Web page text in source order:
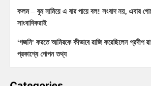
কলম – বুম নামিয়ে এ বার পায়ে বল! সংবাদ নয়, এবার
সাংবাদিকরাই
‘গজনি’ করতে আমিরকে কীভাবে রাজি করেছিলেন প্রদীপ
প্রকাশ্যে গোপন তথ্য